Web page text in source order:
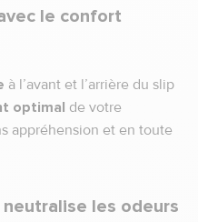
le confort
à l’avant et l’arrière du slip
optimal de votre
appréhension et en toute
les odeurs